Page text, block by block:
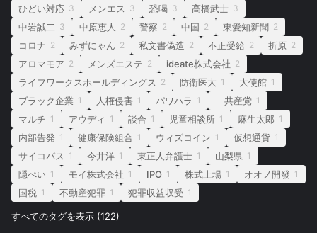
ひどい対応 3 メンエス 3 恐喝 3 高橋武士 3
中岩誠二 3 中原恵人 2 警察 2 中国 2 東愛知新聞 2
コロナ 2 みずにゃん 2 私文書偽造 2 不正受給 2 折原 2
アロマモア 2 メンズエステ 2 ideate株式会社 2
ライフワークスホールディングス 2 防衛医大 1 大使館 1
ブラック企業 1 人権侵害 1 パワハラ 1 共産党 1
マルチ 1 アウディ 1 談合 1 児童相談所 1 麻生太郎 1
内部告発 1 健康保険組合 1 ウィズコイン 1 仮想通貨 1
サイコパス 1 今井洋 1 東正人弁護士 1 山梨県 1
隠ぺい 1 モイ株式会社 1 IPO 1 株式上場 1 オオノ開發 1
国税 1 不動産犯罪 1 犯罪収益収受 1
すべてのタグを表示 (122)